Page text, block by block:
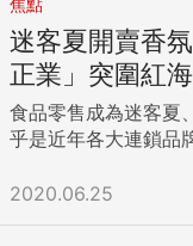
迷客夏開賣香
正業」突圍紅海
食品零售成為迷客夏、
乎是近年各大連鎖品
2020.06.25